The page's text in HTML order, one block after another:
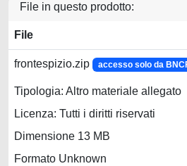
File in questo prodotto:
File
frontespizio.zip accesso solo da
Tipologia: Altro materiale allegato
Licenza: Tutti i diritti riservati
Dimensione 13 MB
Formato Unknown